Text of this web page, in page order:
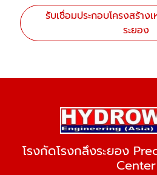
รับเชื่อมประกอบโครงสร้า
ระยอง
โรงกัดโรงกลึงระยอง
Center